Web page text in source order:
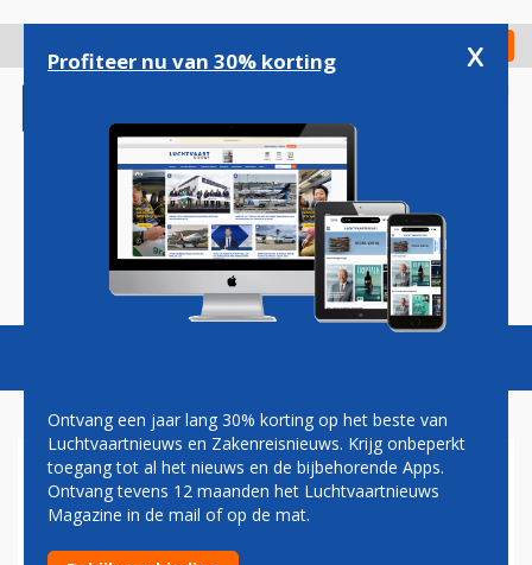
gaan
Check in
Magazine Podcasts Vacatures
AIR NEW ZEALAND TEKENT
VOOR 5 NIEUWE AIRBUS
Profiteer nu van 30% korting x
Ontvang een jaar lang 30% korting op het beste van
Luchtvaartnieuws en Zakenreisnieuws. Krijg onbeperkt
toegang tot al het nieuws en de bijbehorende Apps.
Ontvang tevens 12 maanden het Luchtvaartnieuws
Magazine in de mail of op de mat.